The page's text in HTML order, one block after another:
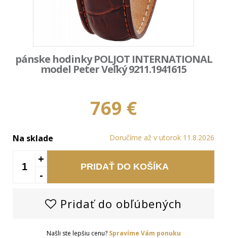
pánske hodinky POLJOT INTERNATIONAL
model Peter Veľký 9211.1941615
769 €
Na sklade Doručíme až v utorok 11.8.2026
PRIDAŤ DO KOŠÍKA
+
-
Pridať do obľúbených
Našli ste lepšiu cenu? Spravíme Vám ponuku